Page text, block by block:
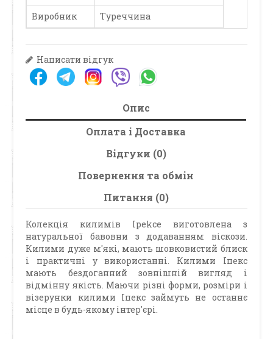
Виробник
Туреччина
Написати відгук
Опис
Оплата і Доставка
Відгуки (0)
Повернення та обмін
Питання (0)
Колекція килимів Ipekce виготовлена з
натуральної бавовни з додаванням віскози.
Килими дуже м'які, мають шовковистий блиск
і практичні у використанні. Килими Іпекс
мають бездоганний зовнішній вигляд і
відмінну якість. Маючи різні форми, розміри і
візерунки килими Іпекс займуть не останнє
місце в будь-якому інтер'єрі.